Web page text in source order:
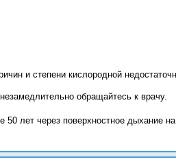
и степени кислородной
обращайтесь к врачу.
лет через поверхностное дыхание